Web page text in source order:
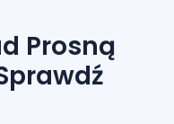
Prosną